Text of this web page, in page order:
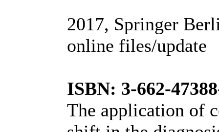
2017, Springer
online files/update
ISBN: 3-662-
The application of